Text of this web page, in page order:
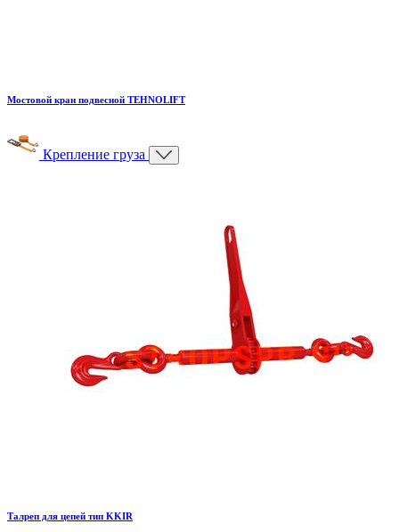
Мостовой кран подвесной TEHNOLIFT
Крепление груза
Талреп для цепей тип KKIR